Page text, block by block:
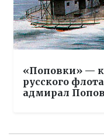
«Поповки» —
русского
адмирал